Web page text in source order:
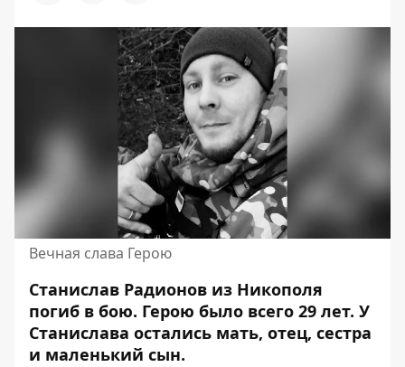
Вечная слава Герою
Станислав Радионов из Никополя
погиб в бою. Герою было всего 29 лет. У
Станислава остались мать, отец, сестра
и маленький сын.